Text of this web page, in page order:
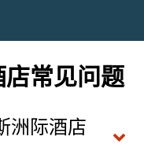
常见问题
洲际酒店